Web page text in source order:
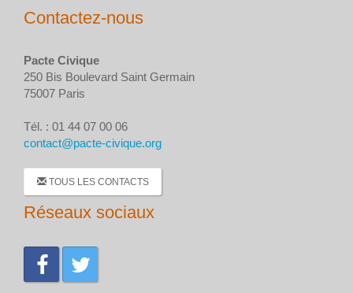
Contactez-nous
Pacte Civique
250 Bis Boulevard Saint Germain
75007 Paris
Tél. : 01 44 07 00 06
contact@pacte-civique.org
TOUS LES CONTACTS
Réseaux sociaux